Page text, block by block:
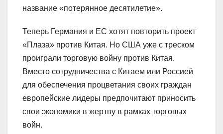
название «потерянное десятилетие».
Теперь Германия и ЕС хотят повторить проект
«Плаза» против Китая. Но США уже с треском
проиграли торговую войну против Китая.
Вместо сотрудничества с Китаем или Россией
для обеспечения процветания своих граждан
европейские лидеры предпочитают приносить
свои экономики в жертву в рамках торговых
войн.